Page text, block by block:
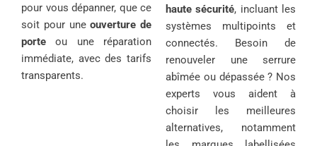
pour vous dépanner, que ce
soit pour uneouverture de
porte ou une réparation
immédiate, avec des tarifs
transparents.
haute sécurité, incluant les
systèmes multipoints et
connectés. Besoin de
renouveler une serrure
abîmée ou dépassée ? Nos
experts vous aident à
choisir les meilleures
alternatives, notamment